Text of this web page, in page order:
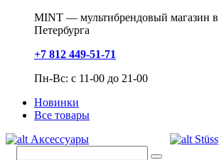
MINT — мультибрендовый магазин
Петербурга
+7 812 449-51-71
Пн-Вс: с 11-00 до 21-00
Новинки
Все товары
Аксессуары